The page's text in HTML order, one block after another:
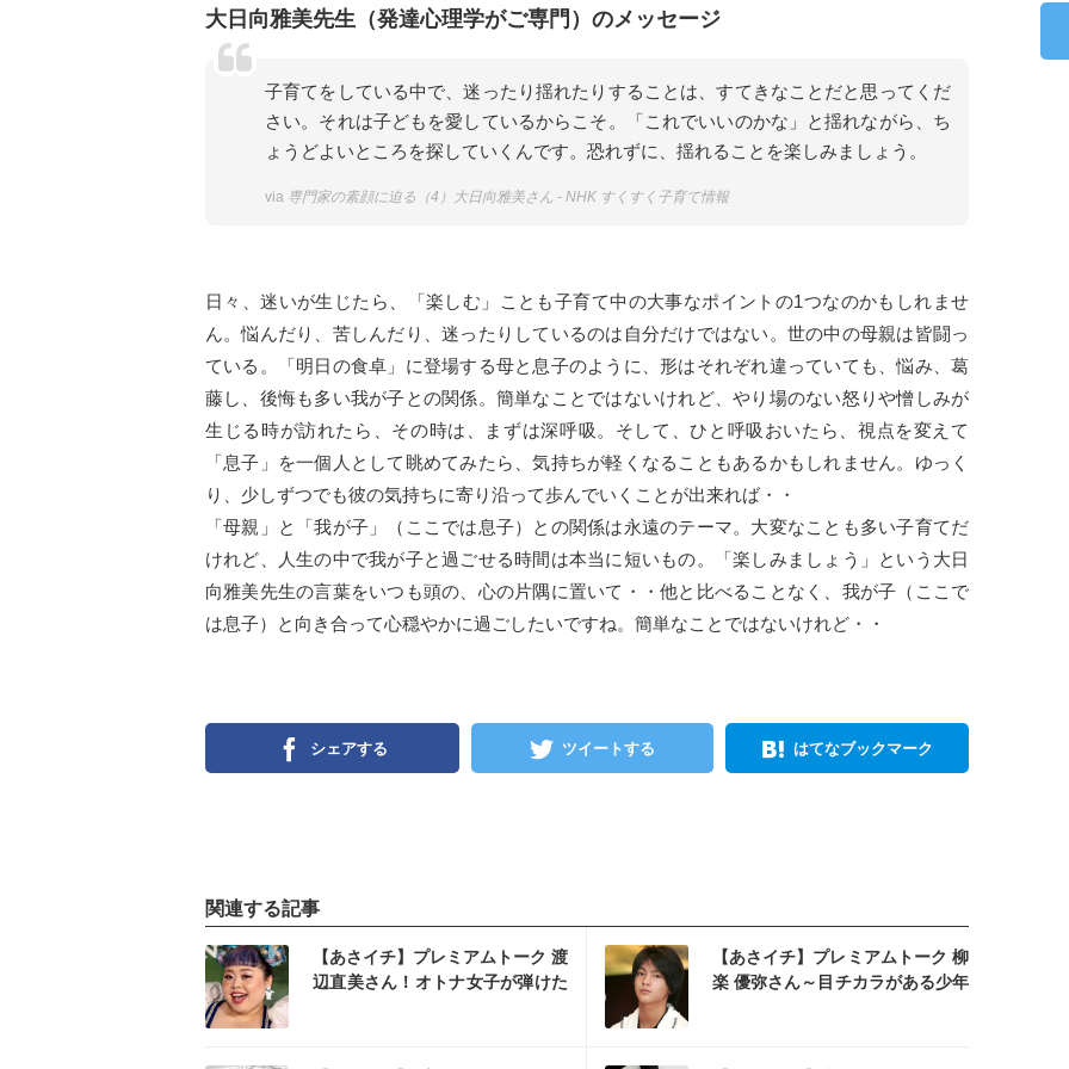
大日向雅美先生（発達心理学がご専門）のメッセージ
子育てをしている中で、迷ったり揺れたりすることは、すてきなことだと思ってくだ
さい。それは子どもを愛しているからこそ。「これでいいのかな」と揺れながら、ち
ょうどよいところを探していくんです。恐れずに、揺れることを楽しみましょう。
via 専門家の素顔に迫る（4）大日向雅美さん - NHK すくすく子育て情報
日々、迷いが生じたら、「楽しむ」ことも子育て中の大事なポイントの1つなのかもしれませ
ん。悩んだり、苦しんだり、迷ったりしているのは自分だけではない。世の中の母親は皆闘っ
ている。「明日の食卓」に登場する母と息子のように、形はそれぞれ違っていても、悩み、葛
藤し、後悔も多い我が子との関係。簡単なことではないけれど、やり場のない怒りや憎しみが
生じる時が訪れたら、その時は、まずは深呼吸。そして、ひと呼吸おいたら、視点を変えて
「息子」を一個人として眺めてみたら、気持ちが軽くなることもあるかもしれません。ゆっく
り、少しずつでも彼の気持ちに寄り沿って歩んでいくことが出来れば・・
「母親」と「我が子」（ここでは息子）との関係は永遠のテーマ。大変なことも多い子育てだ
けれど、人生の中で我が子と過ごせる時間は本当に短いもの。「楽しみましょう」という大日
向雅美先生の言葉をいつも頭の、心の片隅に置いて・・他と比べることなく、我が子（ここで
は息子）と向き合って心穏やかに過ごしたいですね。簡単なことではないけれど・・
シェアする ツイートする はてなブックマーク
関連する記事
【あさイチ】プレミアムトーク 渡
辺直美さん！オトナ女子が弾けた
【あさイチ】プレミアムトーク 柳
楽 優弥さん～目チカラがある少年
インスタ